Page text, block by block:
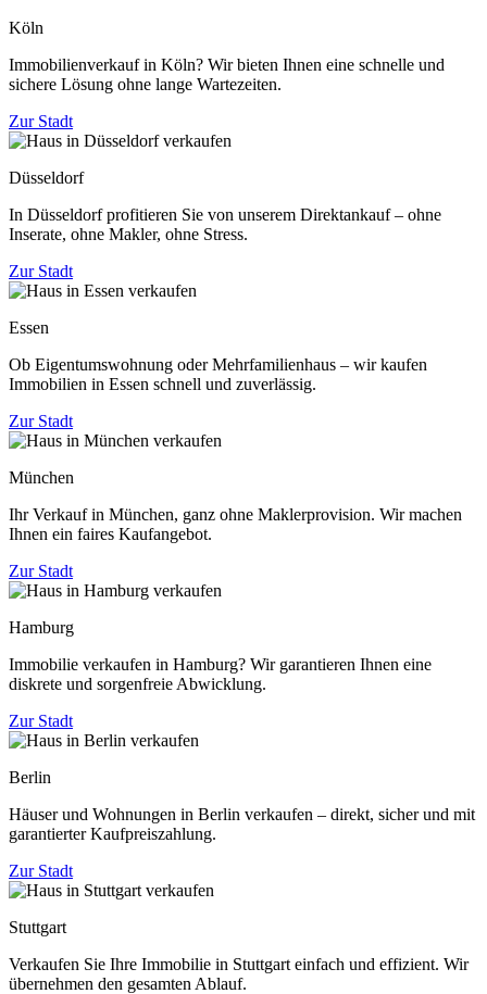
Köln
Immobilienverkauf in Köln? Wir bieten Ihnen eine schnelle und
sichere Lösung ohne lange Wartezeiten.
Zur Stadt
Düsseldorf
In Düsseldorf profitieren Sie von unserem Direktankauf – ohne
Inserate, ohne Makler, ohne Stress.
Zur Stadt
Essen
Ob Eigentumswohnung oder Mehrfamilienhaus – wir kaufen
Immobilien in Essen schnell und zuverlässig.
Zur Stadt
München
Ihr Verkauf in München, ganz ohne Maklerprovision. Wir machen
Ihnen ein faires Kaufangebot.
Zur Stadt
Hamburg
Immobilie verkaufen in Hamburg? Wir garantieren Ihnen eine
diskrete und sorgenfreie Abwicklung.
Zur Stadt
Berlin
Häuser und Wohnungen in Berlin verkaufen – direkt, sicher und mit
garantierter Kaufpreiszahlung.
Zur Stadt
Stuttgart
Verkaufen Sie Ihre Immobilie in Stuttgart einfach und effizient. Wir
übernehmen den gesamten Ablauf.